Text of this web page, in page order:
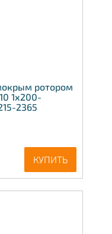
ротором
1х200-
2365
КУПИТЬ